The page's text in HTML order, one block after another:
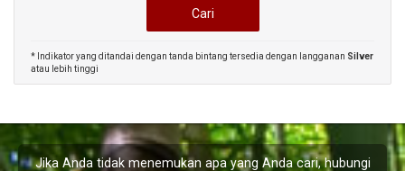
* Indikator yang ditandai dengan tanda bintang tersedia dengan langganan Silver
atau lebih tinggi
Jika Anda tidak menemukan apa yang Anda cari, hubungi